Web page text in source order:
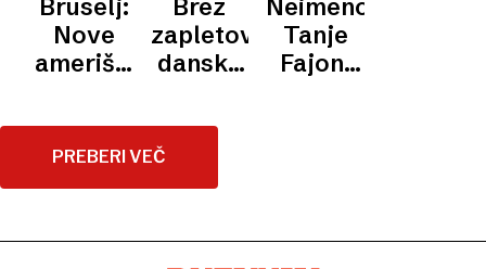
migrantov
proizvodnjeproizvodnje
domačo
javnost
v
Španiji
junija
ostala
zračni
prostor
EU na
Bruselj:
Nove
ameriške
skladu z
dogovorom
Brez
zapletov:
danska
za Sahel
Neimenovanje
Tanje
Fajon:
PREBERI VEČ